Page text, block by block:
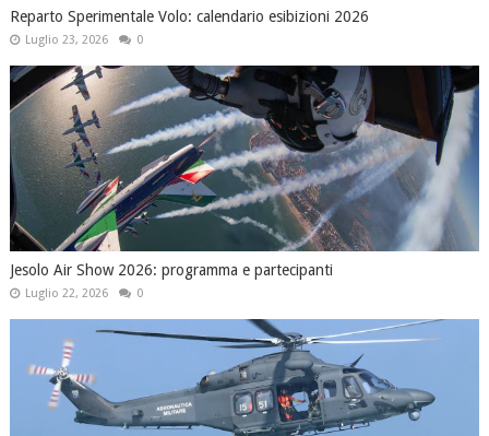
Reparto Sperimentale Volo: calendario esibizioni 2026
Luglio 23, 2026 0
Jesolo Air Show 2026: programma e partecipanti
Luglio 22, 2026 0